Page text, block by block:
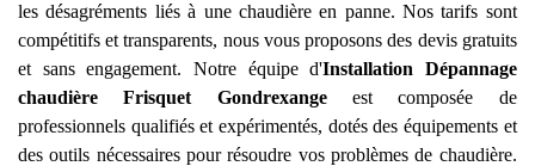
les désagréments liés à une chaudière en panne. Nos tarifs sont
compétitifs et transparents, nous vous proposons des devis gratuits
et sans engagement. Notre équipe d'Installation Dépannage
chaudière Frisquet
Gondrexangeest composée de
professionnels qualifiés et expérimentés, dotés des équipements et
des outils nécessaires pour résoudre vos problèmes de chaudière.